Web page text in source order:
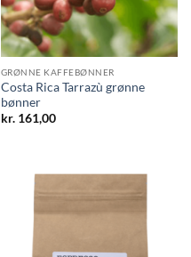
GRØNNE KAFFEBØNNER
Costa Rica Tarrazù grønne
bønner
kr.161,00